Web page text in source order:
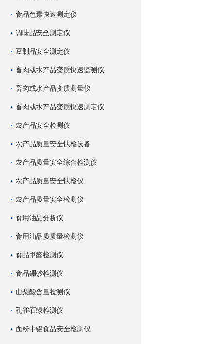
食品色素快速测定仪
调味品安全测定仪
豆制品安全测定仪
畜肉或水产品变质快速监测仪
畜肉或水产品变质测量仪
畜肉或水产品变质快速测定仪
农产品安全检测仪
农产品质量安全快检设备
农产品质量安全综合检测仪
农产品质量安全快检仪
农产品质量安全检测仪
食用油品分析仪
食用油品质质量检测仪
食品甲醛检测仪
食品硼砂检测仪
山梨酸含量检测仪
孔雀石绿检测仪
面粉中铝食品安全检测仪